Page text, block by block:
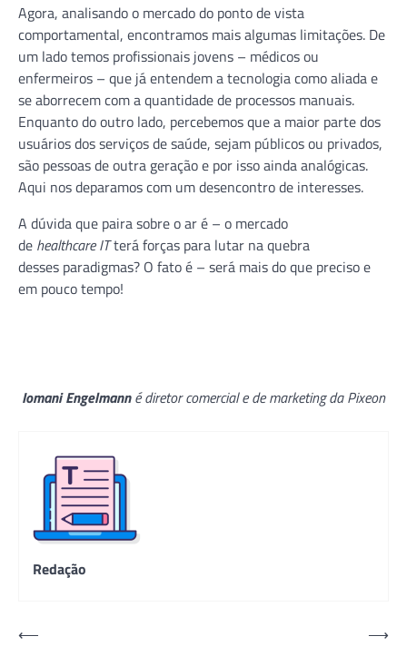
Agora, analisando o mercado do ponto de vista
comportamental, encontramos mais algumas limitações. De
um lado temos profissionais jovens – médicos ou
enfermeiros – que já entendem a tecnologia como aliada e
se aborrecem com a quantidade de processos manuais.
Enquanto do outro lado, percebemos que a maior parte dos
usuários dos serviços de saúde, sejam públicos ou privados,
são pessoas de outra geração e por isso ainda analógicas.
Aqui nos deparamos com um desencontro de interesses.
A dúvida que paira sobre o ar é – o mercado
de healthcare ITterá forças para lutar na quebra
desses paradigmas? O fato é – será mais do que preciso e
em pouco tempo!
Iomani Engelmanné diretor comercial e de marketing da Pixeon
Redação
Navegação
⟵
⟶